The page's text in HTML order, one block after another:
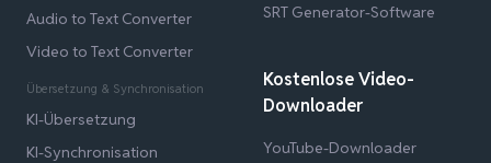
Audio to Text Converter
Video to Text Converter
Übersetzung & Synchronisation
KI-Übersetzung
KI-Synchronisation
SRT Generator-Software
Kostenlose Video-
Downloader
YouTube-Downloader